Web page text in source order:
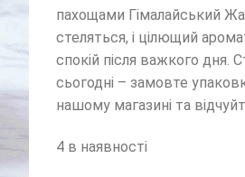
пахощами Гімалайський
стеляться, і цілющий
спокій після важкого дня.
сьогодні – замовте
нашому магазині та
4 в наявності